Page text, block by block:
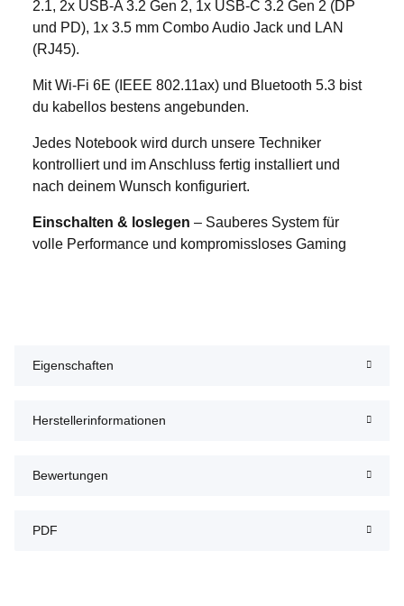
2.1, 2x USB-A 3.2 Gen 2, 1x USB-C 3.2 Gen 2 (DP
und PD), 1x 3.5 mm Combo Audio Jack und LAN
(RJ45).
Mit Wi-Fi 6E (IEEE 802.11ax) und Bluetooth 5.3 bist
du kabellos bestens angebunden.
Jedes Notebook wird durch unsere Techniker
kontrolliert und im Anschluss fertig installiert und
nach deinem Wunsch konfiguriert.
Einschalten & loslegen – Sauberes System für
volle Performance und kompromissloses Gaming
Eigenschaften
Herstellerinformationen
Bewertungen
PDF